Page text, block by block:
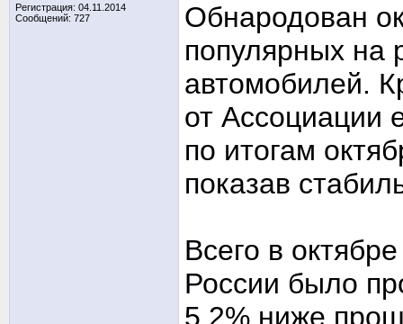
Регистрация: 04.11.2014
Сообщений: 727
Обнародован
популярных на
автомобилей.
от Ассоциации
по итогам
показав
Всего в
России было
5,2% ниже